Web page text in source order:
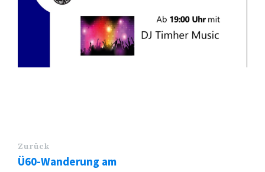
Zurück
Ü60-Wanderung am